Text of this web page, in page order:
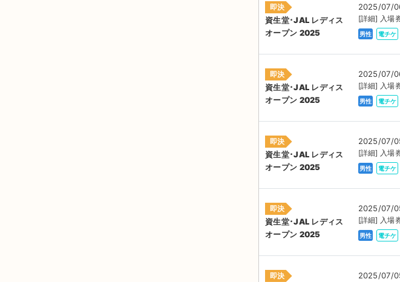
即決
資生堂･JAL レディス
オープン 2025
2025/07/
[詳細] 入場
男性 電チケ
即決
資生堂･JAL レディス
オープン 2025
2025/07/
[詳細] 入場
男性 電チケ
即決
資生堂･JAL レディス
オープン 2025
2025/07/
[詳細] 入場
男性 電チケ
即決
資生堂･JAL レディス
オープン 2025
2025/07/
[詳細] 入場
男性 電チケ
即決 2025/07/